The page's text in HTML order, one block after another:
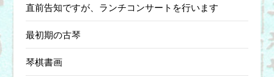
直前告知ですが、ランチコンサートを行います
最初期の古琴
琴棋書画